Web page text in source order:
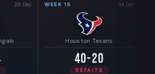
28 Déc WEEK 15 14 Déc
Houston Texans
40-20
DÉFAITE